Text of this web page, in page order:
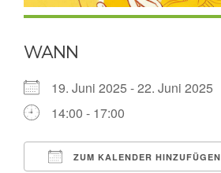
WANN
19. Juni 2025 - 22. Juni 2025
14:00 - 17:00
ZUM KALENDER HINZUFÜGEN